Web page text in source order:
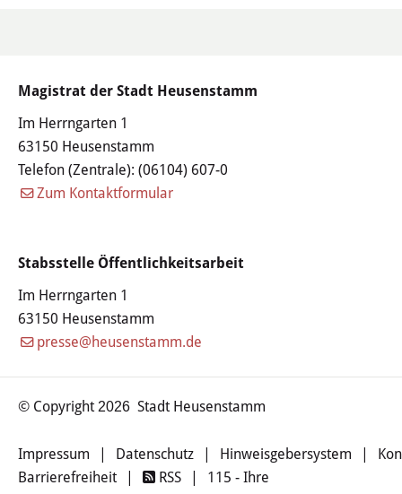
Magistrat der Stadt Heusenstamm
Im Herrngarten 1
63150 Heusenstamm
Telefon (Zentrale): (06104) 607-0
Zum Kontaktformular
Stabsstelle Öffentlichkeitsarbeit
Im Herrngarten 1
63150 Heusenstamm
presse@heusenstamm.de
© Copyright 2026 Stadt Heusenstamm
Impressum | Datenschutz | Hinweisgebersystem |
Barrierefreiheit
| RSS |
115 - Ihre
Öffentliche Bekanntmachungen
Offenlagen
Publikationen
Stadtplan
Tourismus
Übernachten & Gastronomie
Stadtführungen